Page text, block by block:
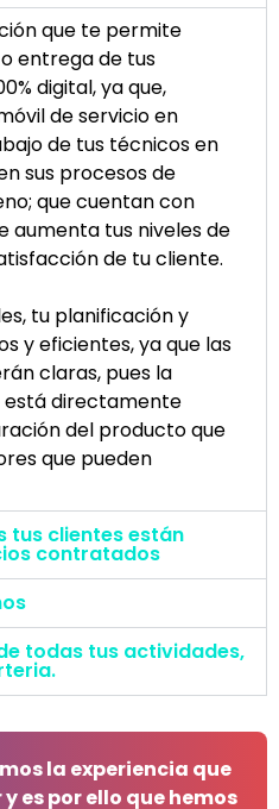
que te permite
entrega de tus
digital, ya que,
de servicio en
de tus técnicos en
sus procesos de
que cuentan con
aumenta tus niveles de
de tu cliente.
tu planificación y
y eficientes, ya que las
claras, pues la
está directamente
del producto que
que pueden
tus clientes están
contratados
todas tus actividades,
la experiencia que
es por ello que hemos